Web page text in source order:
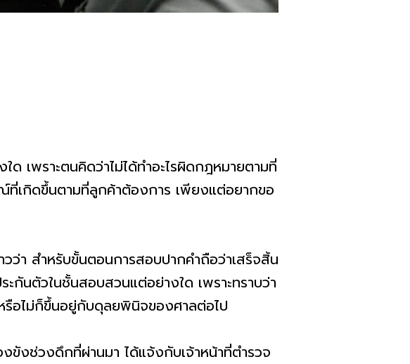
เพราะตนคิดว่าไม่ได้ทำอะไรผิดกฎหมายตามที่
ที่เกิดขึ้นตามที่ลูกค้าต้องการ เพียงแต่อยากขอ
า สำหรับขั้นตอนการสอบปากคำถือว่าเสร็จสิ้น
กันตัวในชั้นสอบสวนแต่อย่างใด เพราะทราบว่า
รือไม่ก็ขึ้นอยู่กับดุลยพินิจของศาลต่อไป
ขังช่วงดึกที่ผ่านมา ได้แจ้งกับเจ้าหน้าที่ตำรวจ